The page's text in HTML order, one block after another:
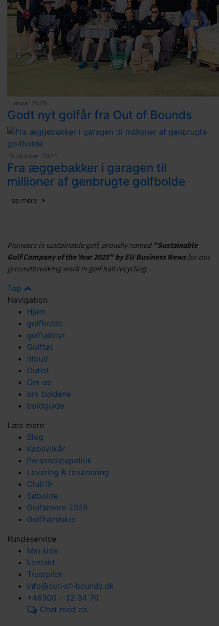
1 januar 2025
Godt nyt golfår fra Out of Bounds
18 oktober 2024
Fra æggebakker i garagen til
millioner af genbrugte golfbolde
se mere
Pioneers in sustainable golf, proudly named "Sustainable
Golf Company of the Year 2025" by EU Business Newsfor our
groundbreaking work in golf ball recycling.
Top
Navigation
Hjem
golfbolde
golfudstyr
Golftøj
tilbud
Outlet
Om os
om boldene
boldguide
Læs mere
Blog
Købsvilkår
Persondatapolitik
Levering & returnering
Club19
Søbolde
Golfamore 2026
Golfhandsker
Kundeservice
Min side
kontakt
Trustpilot
info@out-of-bounds.dk
+46300 - 32 34 70
Chat med os